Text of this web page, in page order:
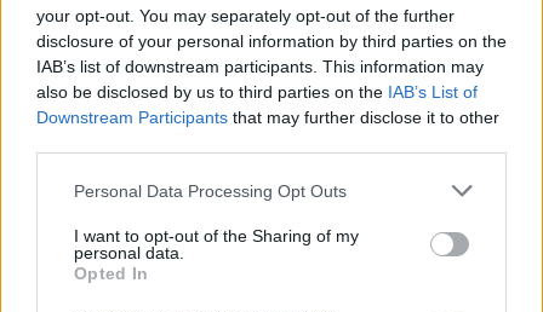
your opt-out. You may separately opt-out of the further
disclosure of your personal information by third parties on the
IAB’s list of downstream participants. This information may
also be disclosed by us to third parties on the IAB’s List of
Downstream Participants that may further disclose it to other
Personal Data Processing Opt Outs
I want to opt-out of the Sharing of my
personal data.
Opted In
jobb?
Székely Sport
Szabó István: négy vereség
jönni fognak a jó eredmények